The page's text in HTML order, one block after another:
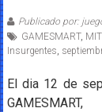
Publicado por:
GAMESMART,
Insurgentes,
El dia 12 de